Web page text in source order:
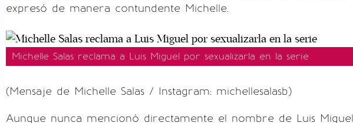
expresó de manera contundente Michelle.
Michelle Salas reclama a Luis Miguel por sexualizarla en la serie
(Mensaje de Michelle Salas / Instagram: michellesalasb)
Aunque nunca mencionó directamente el nombre de Luis Miguel